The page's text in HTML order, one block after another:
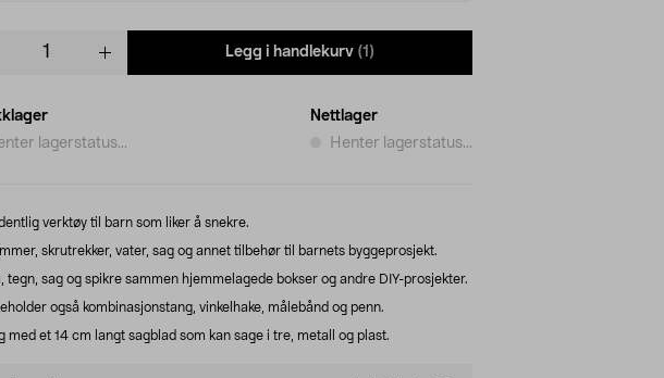
Legg i handlekurv (1)
lagerstatus...
Nettlager
Henter lagerstatus...
verktøy til barn som liker å snekre.
skrutrekker, vater, sag og annet tilbehør til barnets byggeprosjekt.
tegn, sag og spikre sammen hjemmelagede bokser og andre DIY-prosjekter.
også kombinasjonstang, vinkelhake, målebånd og penn.
med et 14 cm langt sagblad som kan sage i tre, metall og plast.